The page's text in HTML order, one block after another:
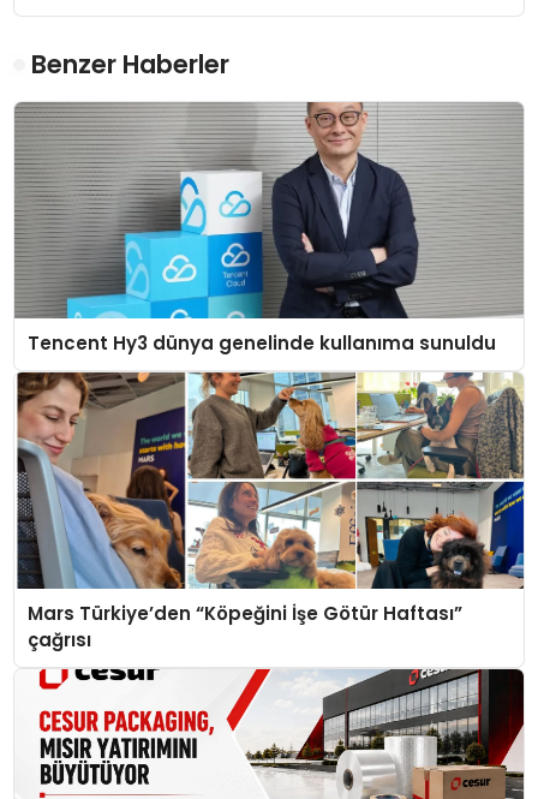
Benzer Haberler
Tencent Hy3 dünya genelinde kullanıma sunuldu
Mars Türkiye’den “Köpeğini İşe Götür Haftası”
çağrısı